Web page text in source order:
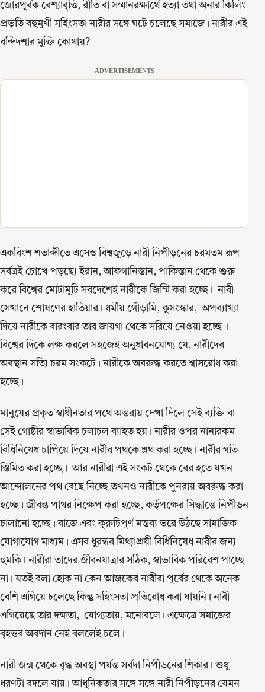
জোরপূর্বক বেশ্যাবৃত্তি, রীতি বা সম্মানরক্ষার্থে হত্যা তথা অনার কিলিং
প্রভৃতি বহুমুখী সহিংসতা নারীর সঙ্গে ঘটে চলেছে সমাজে। নারীর এই
বন্দিদশার মুক্তি কোথায়?
ADVERTISEMENTS
একবিংশ শতাব্দীতে এসেও বিশ্বজুড়ে নারী নিপীড়নের চরমতম রূপ
সর্বত্রই চোখে পড়ছে৷ ইরান, আফগানিস্তান, পাকিস্তান থেকে শুরু
করে বিশ্বের মোটামুটি সবদেশেই নারীকে জিম্মি করা হচ্ছে। নারী
সেখানে শোষণের হাতিয়ার। ধর্মীয় গোঁড়ামি, কুসংস্কার, অপব্যাখ্যা
দিয়ে নারীকে বারংবার তার জায়গা থেকে সরিয়ে নেওয়া হচ্ছে ।
বিশ্বের দিকে লক্ষ করলে সহজেই অনুধাবনযোগ্য যে, নারীদের
অবস্থান সত্যি চরম সংকটে। নারীকে অবরুদ্ধ করতে শ্বাসরোধ করা
হচ্ছে।
মানুষের প্রকৃত স্বাধীনতার পথে অন্তরায় দেখা দিলে সেই ব্যক্তি বা
সেই গোষ্ঠীর স্বাভাবিক চলাচল ব্যাহত হয়। নারীর ওপর নানারকম
বিধিনিষেধ চাপিয়ে দিয়ে নারীর পথকে শ্লথ করা হচ্ছে। নারীর গতি
স্তিমিত করা হচ্ছে। আর নারীরা এই সংকট থেকে বের হতে যখন
আন্দোলনের পথ বেছে নিচ্ছে তখনও নারীকে পুনরায় অবরুদ্ধ করা
হচ্ছে। জীবন্ত পাথর নিক্ষেপ করা হচ্ছে, কর্তৃপক্ষের সিদ্ধান্তে নিপীড়ন
চালানো হচ্ছে। বাজে এবং কুরুচিপূর্ণ মন্তব্য ভরে উঠছে সামাজিক
যোগাযোগ মাধ্যম। এসব ধুরন্ধর মিথ্যাশ্রয়ী বিধিনিষেধ নারীর জন্য
হুমকি। নারীরা তাদের জীবনযাত্রার সঠিক, স্বাভাবিক পরিবেশ পাচ্ছে
না। যতই বলা হোক না কেন আজকের নারীরা পূর্বের থেকে অনেক
বেশি এগিয়ে চলেছে কিন্তু সহিংসতা প্রতিরোধ করা যায়নি। নারী
এগিয়েছে তার দক্ষতা, যোগ্যতায়, মনোবলে। এক্ষেত্রে সমাজের
বৃহত্তর অবদান নেই বললেই চলে।
নারী জন্ম থেকে বৃদ্ধ অবস্থা পর্যন্ত সর্বদা নিপীড়নের শিকার। শুধু
ধরণটা বদলে যায়। আধুনিকতার সঙ্গে সঙ্গে নারী নিপীড়নের যেমন